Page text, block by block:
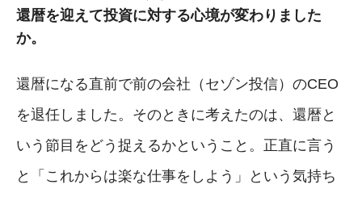
還暦を迎えて投資に対する心境が変わりました
か。
還暦になる直前で前の会社（セゾン投信）のCEO
を退任しました。そのときに考えたのは、還暦と
いう節目をどう捉えるかということ。正直に言う
と「これからは楽な仕事をしよう」という気持ち